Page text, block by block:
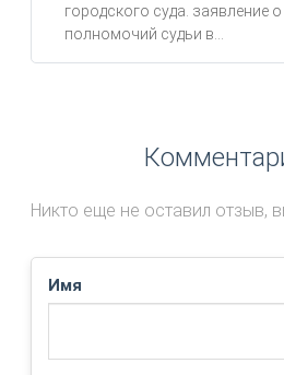
городского суда. заявление
полномочий судьи в...
Никто еще не оставил отзыв,
Имя